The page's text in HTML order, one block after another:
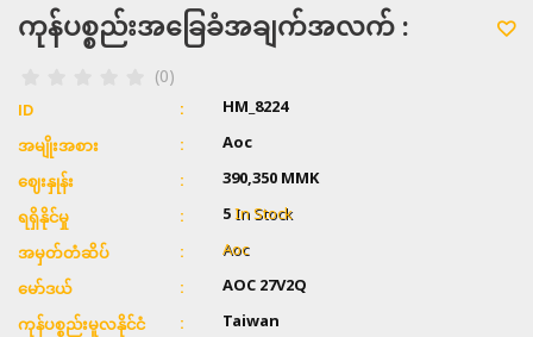
ကုန်ပစ္စည်းအခြေခံအချက်အလက် :
(0)
ID HM_8224
အမျိုးအစား Aoc
ဈေးနှုန်း 390,350 MMK
ရရှိနိုင်မှု 5In Stock
အမှတ်တံဆိပ် Aoc
မော်ဒယ် AOC 27V2Q
ကုန်ပစ္စည်းမူလနိုင်ငံ Taiwan